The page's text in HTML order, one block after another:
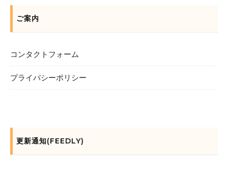
ご案内
コンタクトフォーム
プライバシーポリシー
更新通知(FEEDLY)